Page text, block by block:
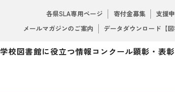
各県SLA専用ページ 寄付金募集 支援
メールマガジンのご案内
データダウンロード【図
学校図書館に役立つ情報コンクール顕彰・表彰